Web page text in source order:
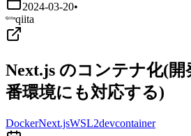
2024-03-20•
qiita
Next.js のコンテナ化(
番環境にも対応する)
DockerNext.jsWSL2devcontainer